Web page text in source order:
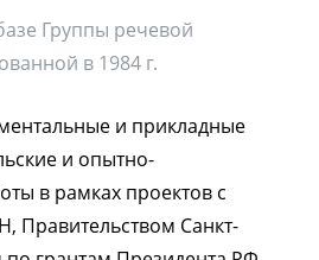
Группы речевой
в 1984 г.
и прикладные
и опытно-
в рамках проектов с
Правительством Санкт-